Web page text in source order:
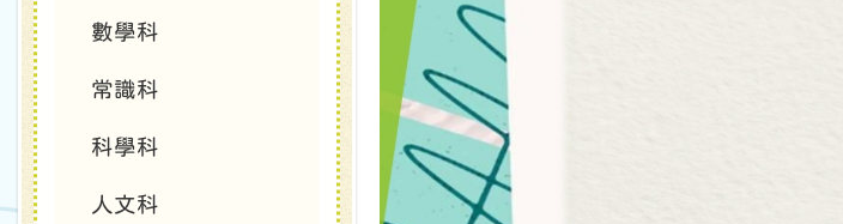
數學科
常識科
科學科
人文科